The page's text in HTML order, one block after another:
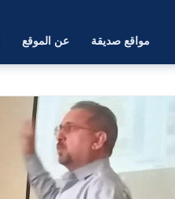
مواقع صديقة عن الموقع